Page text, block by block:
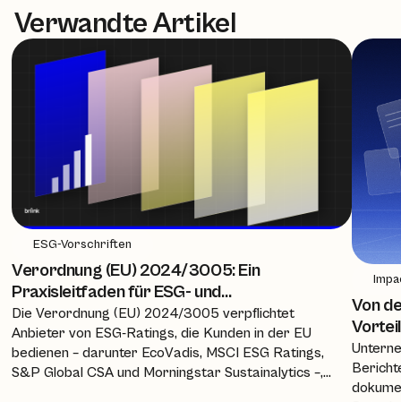
Verwandte Artikel
ESG-Vorschriften
Verordnung (EU) 2024/3005: Ein
Praxisleitfaden für ESG- und
Nachhaltigkeitsteams
Die Verordnung (EU) 2024/3005 verpflichtet
Anbieter von ESG-Ratings, die Kunden in der EU
bedienen – darunter EcoVadis, MSCI ESG Ratings,
S&P Global CSA und Morningstar Sustainalytics –,
Von